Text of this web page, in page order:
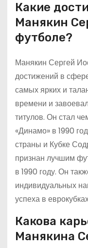
Какие
Манякин
футболе?
Манякин Сергей
достижений в
самых ярких и
времени и
титулов. Он стал
«Динамо» в 1990
страны и Кубке
признан лучшим
в 1990 году. Он
индивидуальных
успеха в
Какова
Манякина